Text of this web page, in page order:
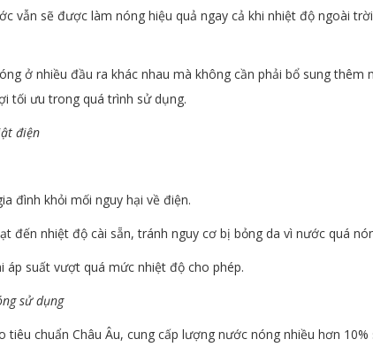
vẫn sẽ được làm nóng hiệu quả ngay cả khi nhiệt độ ngoài trời
ở nhiều đầu ra khác nhau mà không cần phải bổ sung thêm
tối ưu trong quá trình sử dụng.
điện
đình khỏi mối nguy hại về điện.
đến nhiệt độ cài sẵn, tránh nguy cơ bị bỏng da vì nước quá
áp suất vượt quá mức nhiệt độ cho phép.
sử dụng
chuẩn Châu Âu, cung cấp lượng nước nóng nhiều hơn 10%